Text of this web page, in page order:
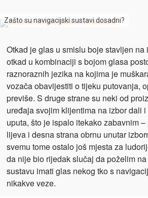
Zašto su navigacijski sustavi dosadni?
Otkad je glas u smislu boje stavljen na
otkad u kombinaciji s bojom glasa
raznoraznih jezika na kojima je
vozača obavijestiti o tijeku putovanja,
previše. S druge strane su neki od
uređaja svojim klijentima na izbor dali
uputa, što je ispalo itekako zabavnim
lijeva i desna strana obrnu unutar
svemu tome ostalo još mjesta za
da nije bio rijedak slučaj da poželim
sustavu imati glas nekog tko s
nikakve veze.